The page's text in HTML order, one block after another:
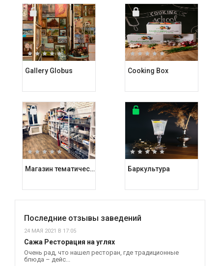
Gallery Globus Cooking Box
Магазин тематических подарков Kashalot Баркультура
Последние отзывы заведений
24 МАЯ 2021 В 17:05
Сажа Ресторация на углях
Очень рад, что нашел ресторан, где традиционные
блюда – дейс...